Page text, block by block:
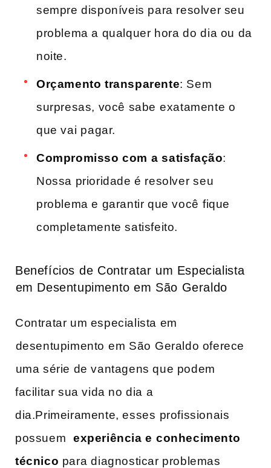
sempre disponíveis para resolver seu
problema a qualquer hora do⁣ dia‌ ou‍ da
noite.
Orçamento transparente: Sem
surpresas, ​você sabe ⁤exatamente⁢ o ​
que‌ vai ⁣pagar.
Compromisso ‍com⁣ a satisfação:
Nossa prioridade é resolver⁤ seu‌
problema e garantir que você ⁣fique
completamente satisfeito.
Benefícios ⁣de Contratar um Especialista
⁣em​ Desentupimento em São Geraldo
Contratar‍ um especialista em
⁣desentupimento⁤ em São ⁢Geraldo oferece
⁤uma série de ‌vantagens que podem​
facilitar sua vida no ‌dia a
dia.Primeiramente, esses⁣ profissionais
possuem ⁢ experiência e ⁢conhecimento
técnico para⁣ diagnosticar problemas ​